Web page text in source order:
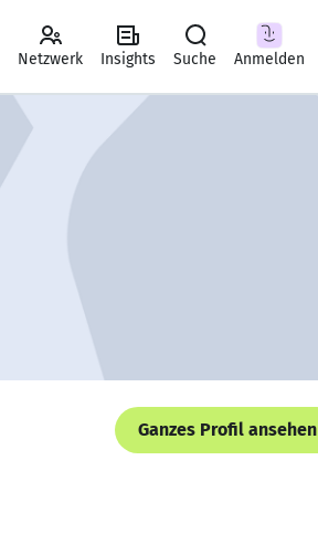
Netzwerk Insights Suche Anmelden
Ganzes Profil ansehen